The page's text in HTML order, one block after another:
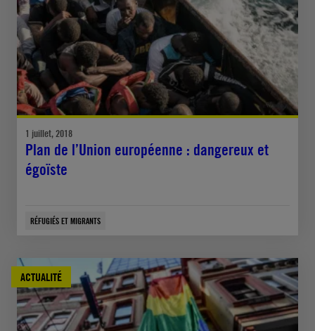
1 juillet, 2018
Plan de l’Union européenne : dangereux et
égoïste
RÉFUGIÉS ET MIGRANTS
ACTUALITÉ